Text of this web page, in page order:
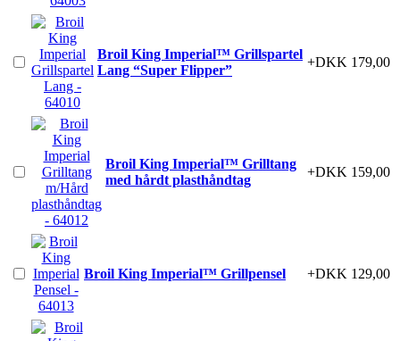
Broil King Imperial™ Grillspartel
Lang “Super Flipper”
+DKK 179,00
Broil King Imperial™ Grilltang
med hårdt plasthåndtag
+DKK 159,00
Broil King Imperial™ Grillpensel +DKK 129,00